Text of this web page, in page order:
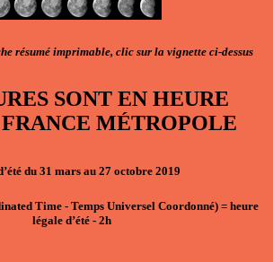
résumé imprimable, clic sur la vignette ci-dessus
SONT EN HEURE
MÉTROPOLE
du 31 mars au 27 octobre 2019
Time - Temps Universel Coordonné) =heure
légale d’été - 2h